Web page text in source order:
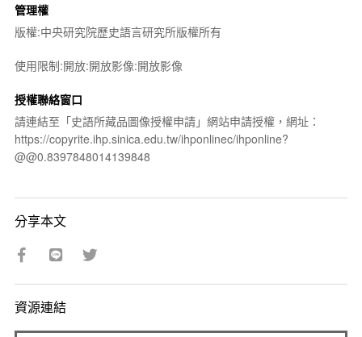
管理權
版權:中央研究院歷史語言研究所版權所有
使用限制:開放:開放影像:開放影像
授權聯絡窗口
請連結至「史語所藏品圖像授權申請」網站申請授權，網址：
https://copyrite.ihp.sinica.edu.tw/ihponlinec/ihponline?
@@0.8397848014139848
分享本文
資源連結